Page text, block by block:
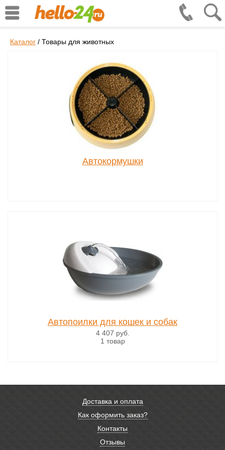
Каталог / Товары для животных
Автокормушки
Автопоилки для кошек и собак
4 407 руб.
1 товар
Доставка и оплата
Как оформить заказ?
Контакты
Отзывы